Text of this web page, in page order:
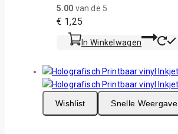
5.00 van de 5
€ 1,25
In Winkelwagen
Wishlist Snelle Weergave